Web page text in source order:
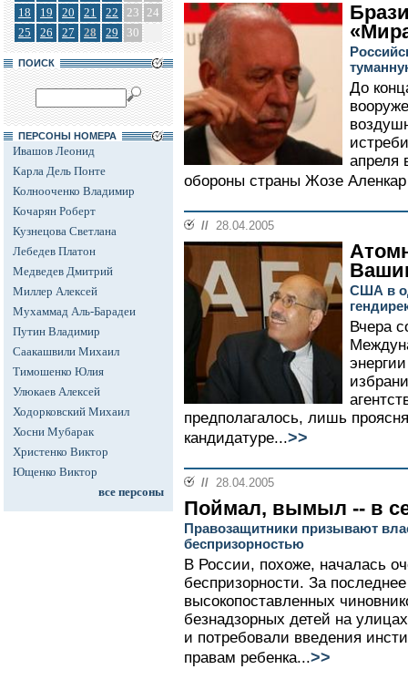
18
19 20 21 22 23 24
25
26 27 28 29 30
ПОИСК
ПЕРСОНЫ НОМЕРА
Ивашов Леонид
Карла Дель Понте
Колнооченко Владимир
Кочарян Роберт
Кузнецова Светлана
Лебедев Платон
Медведев Дмитрий
Миллер Алексей
Мухаммад Аль-Барадеи
Путин Владимир
Саакашвили Михаил
Тимошенко Юлия
Улюкаев Алексей
Ходорковский Михаил
Хосни Мубарак
Христенко Виктор
Ющенко Виктор
все персоны
До
апреля
обороны страны Жозе
// 28.04.2005
США в
Вчера
предполагалось, лишь
кандидатуре...>>
// 28.04.2005
Поймал, вымыл -- в
Правозащитники призывают
беспризорностью
В России, похоже, началась
беспризорности. За
высокопоставленных
безнадзорных детей на
и потребовали введения
правам ребенка...>>